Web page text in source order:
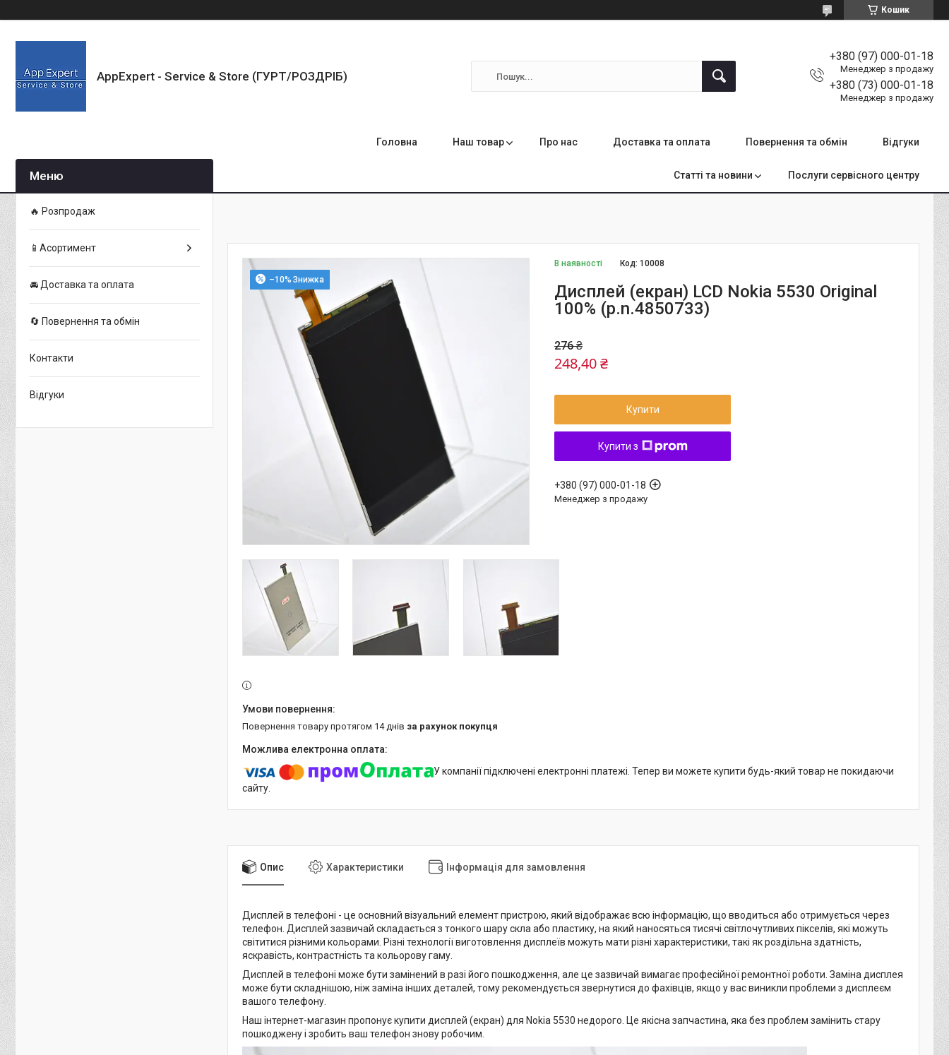
Кошик
AppExpert - Service & Store (ГУРТ/РОЗДРІБ)
+380 (97) 000-01-18
Менеджер з продажу
+380 (73) 000-01-18
Менеджер з продажу
Головна Наш товар Про нас Доставка та оплата Повернення та обмін Відгуки
Статті та новини Послуги сервісного центру
–10%
В наявності Код:10008
Дисплей (екран) LCD Nokia 5530 Original
100% (p.n.4850733)
276 ₴
248,40 ₴
Купити
Купити з
+380 (97) 000-01-18
Менеджер з продажу
повернення товару протягом 14 днів за рахунок покупця
У компанії підключені електронні платежі. Тепер ви можете купити будь-який товар не покидаючи
сайту.
Опис Характеристики Інформація для замовлення
Дисплей в телефоні - це основний візуальний елемент пристрою, який відображає всю інформацію, що вводиться або отримується через
телефон. Дисплей зазвичай складається з тонкого шару скла або пластику, на який наносяться тисячі світлочутливих пікселів, які можуть
світитися різними кольорами. Різні технології виготовлення дисплеїв можуть мати різні характеристики, такі як роздільна здатність,
яскравість, контрастність та кольорову гаму.
Дисплей в телефоні може бути замінений в разі його пошкодження, але це зазвичай вимагає професійної ремонтної роботи. Заміна дисплея
може бути складнішою, ніж заміна інших деталей, тому рекомендується звернутися до фахівців, якщо у вас виникли проблеми з дисплеєм
вашого телефону.
Наш інтернет-магазин пропонує купити дисплей (екран) для Nokia 5530 недорого. Це якісна запчастина, яка без проблем замінить стару
пошкоджену і зробить ваш телефон знову робочим.
🔥 Розпродаж
📱Асортимент
🚘 Доставка та оплата
🔄 Повернення та обмін
Контакти
Відгуки